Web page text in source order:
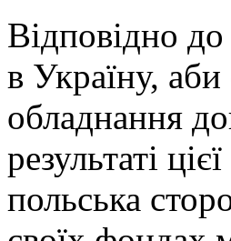
Відповідно до
в Україну,
обладнання
результаті
польська